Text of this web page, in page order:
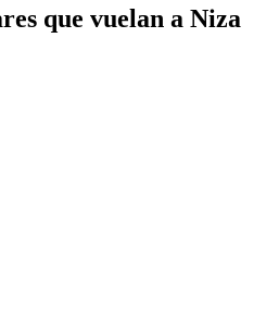
que vuelan a Niza